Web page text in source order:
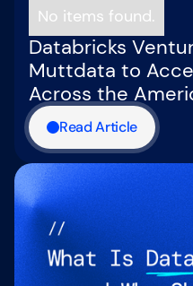
No items found.
Databricks
Muttdata to
Across the
Read Article